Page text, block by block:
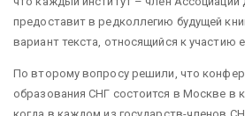
предоставит в редколлегию будущей
вариант текста, относящийся к участию
По второму вопросу решили, что
образования СНГ состоится в Москве в
когда в каждом из государств-членов